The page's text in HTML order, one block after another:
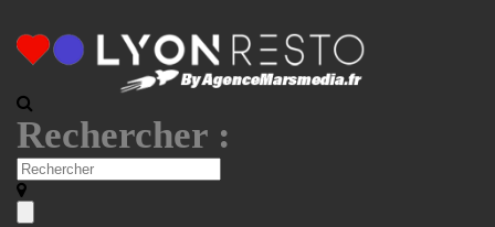
Rechercher :